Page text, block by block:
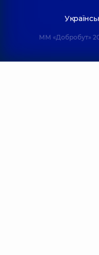
ММ «Добробут»